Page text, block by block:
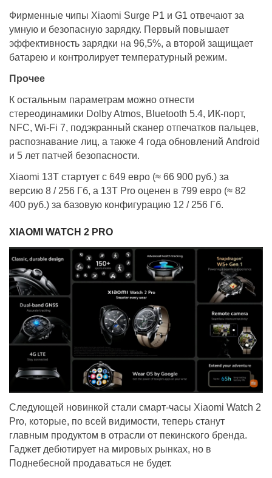
Фирменные чипы Xiaomi Surge Р1 и G1 отвечают за
умную и безопасную зарядку. Первый повышает
эффективность зарядки на 96,5%, а второй защищает
батарею и контролирует температурный режим.
Прочее
К остальным параметрам можно отнести
стереодинамики Dolby Atmos, Bluetooth 5.4, ИК-порт,
NFC, Wi-Fi 7, подэкранный сканер отпечатков пальцев,
распознавание лиц, а также 4 года обновлений Android
и 5 лет патчей безопасности.
Xiaomi 13Т стартует с 649 евро (≈ 66 900 руб.) за
версию 8 / 256 Гб, а 13Т Pro оценен в 799 евро (≈ 82
400 руб.) за базовую конфигурацию 12 / 256 Гб.
XIAOMI WATCH 2 PRO
Следующей новинкой стали смарт-часы Xiaomi Watch 2
Pro, которые, по всей видимости, теперь станут
главным продуктом в отрасли от пекинского бренда.
Гаджет дебютирует на мировых рынках, но в
Поднебесной продаваться не будет.